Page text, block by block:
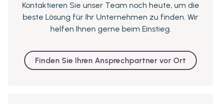
Kontaktieren Sie unser Team noch heute, um die
beste Lösung für Ihr Unternehmen zu finden. Wir
helfen Ihnen gerne beim Einstieg.
Finden Sie Ihren Ansprechpartner vor Ort